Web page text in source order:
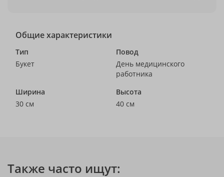
Общие характеристики
Тип
Букет
Повод
День медицинского
работника
Ширина
30 см
Высота
40 см
Также часто ищут: